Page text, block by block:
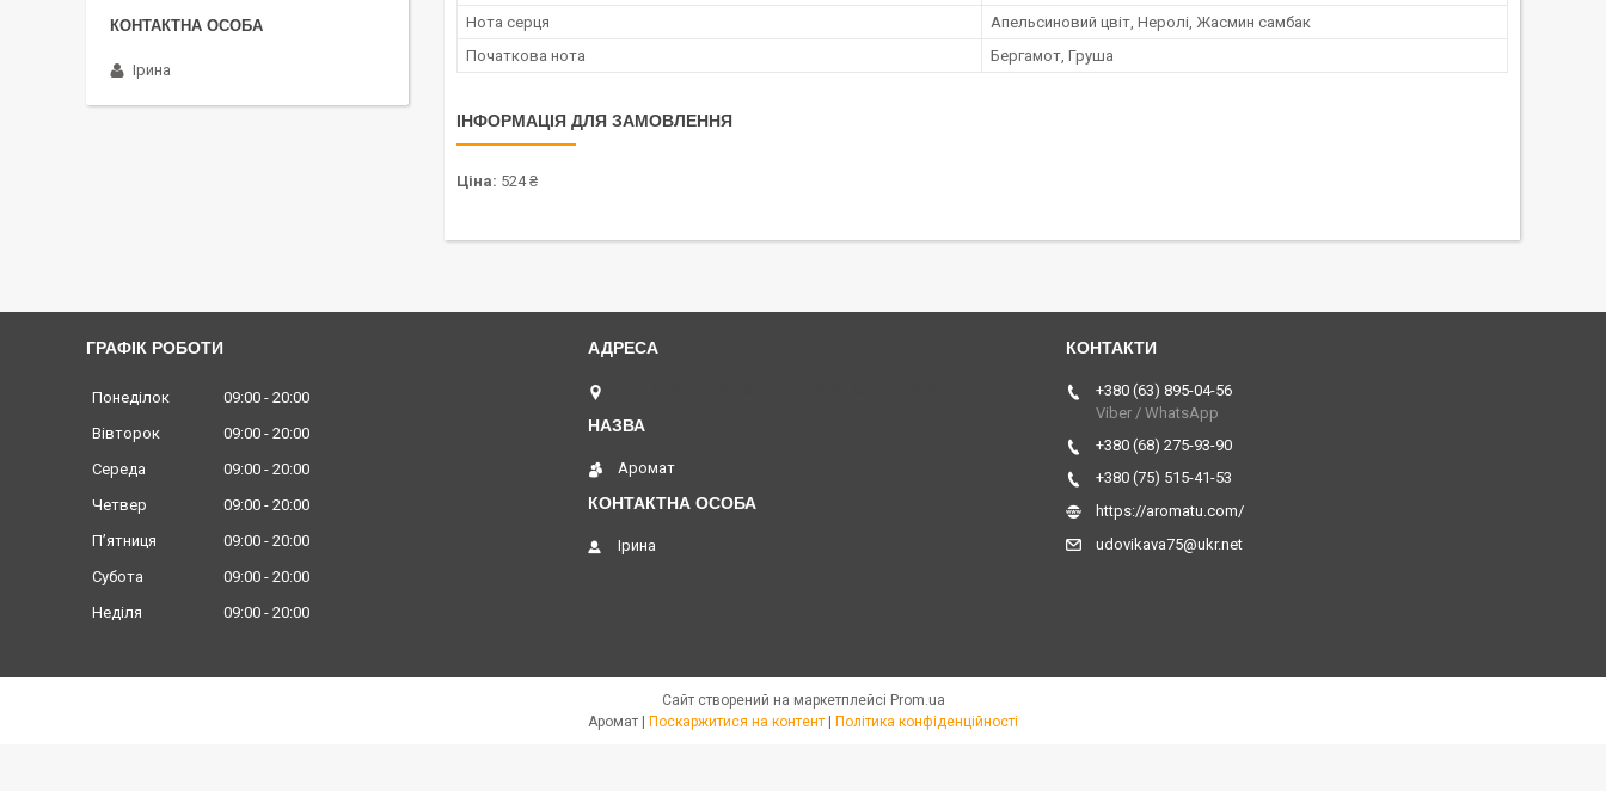
Нота серця
Апельсиновий цвіт, Неролі, Жасмин самбак
Початкова нота
Бергамот, Груша
ІНФОРМАЦІЯ ДЛЯ ЗАМОВЛЕННЯ
Ціна: 524 ₴
Ірина
ГРАФІК РОБОТИ
Понеділок 09:00
20:00
Вівторок
09:00
20:00
Середа
09:00
20:00
Четвер
09:00
20:00
Пʼятниця
09:00
20:00
Субота
09:00
20:00
Неділя
09:00 20:00
Аромат
Ірина
+380 (63) 895-04-56
Viber / WhatsApp
+380 (68) 275-93-90
+380 (75) 515-41-53
https://aromatu.com/
udovikava75@ukr.net
Сайт створений на маркетплейсі Prom.ua
Поскаржитися на контент Політика конфіденційності